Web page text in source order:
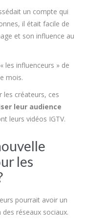
un compte qui
il était facile de
et son influence au
les influenceurs » de
mois.
les créateurs, ces
leur audience
leurs vidéos IGTV.
les
pourrait avoir un
réseaux sociaux.